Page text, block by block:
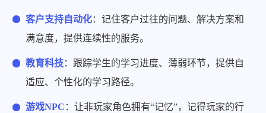
客户支持自动化：记住客户过往的问题、解决方案和
满意度，提供连续性的服务。
教育科技：跟踪学生的学习进度、薄弱环节，提供自
适应、个性化的学习路径。
游戏NPC ：让非玩家角色拥有“记忆”，记得玩家的行